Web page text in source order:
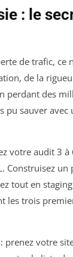
: le
de trafic, ce
de la
perdant des
pu sauver avec
votre audit 3 à
Construisez un
tout en
les trois
: prenez votre